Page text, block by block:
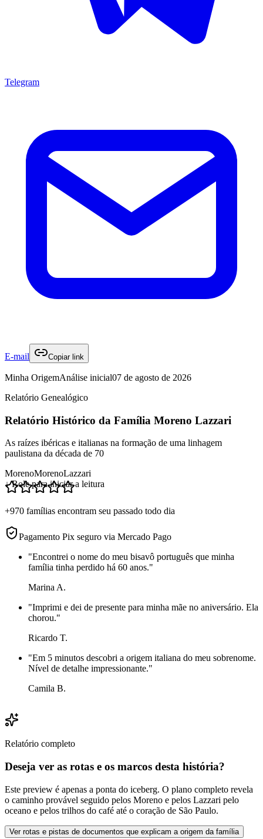
Telegram
E-mail Copiar link
Minha OrigemAnálise inicial07 de agosto de 2026
Relatório Genealógico
Relatório Histórico da Família Moreno Lazzari
As raízes ibéricas e italianas na formação de uma linhagem
paulistana da década de 70
MorenoMorenoLazzari
↓ Role para iniciar a leitura
+970 famílias encontram seu passado todo dia
Pagamento Pix seguro via Mercado Pago
"Encontrei o nome do meu bisavô português que minha
família tinha perdido há 60 anos."
Marina A.
"Imprimi e dei de presente para minha mãe no aniversário. Ela
chorou."
Ricardo T.
"Em 5 minutos descobri a origem italiana do meu sobrenome.
Nível de detalhe impressionante."
Camila B.
Relatório completo
Deseja ver as rotas e os marcos desta história?
Este preview é apenas a ponta do iceberg. O plano completo revela
o caminho provável seguido pelos Moreno e pelos Lazzari pelo
oceano e pelos trilhos do café até o coração de São Paulo.
Ver rotas e pistas de documentos que explicam a origem da família